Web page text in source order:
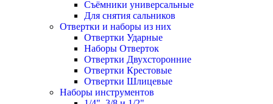
Съёмники универсальные
Для снятия сальников
Отвертки и наборы из них
Отвертки Ударные
Наборы Отверток
Отвертки Двухсторонние
Отвертки Крестовые
Отвертки Шлицевые
Наборы инструментов